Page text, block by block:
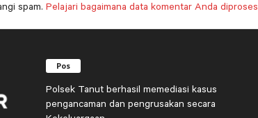
spam. Pelajari bagaimana data komentar Anda diproses
Pos
Polsek Tanut berhasil memediasi kasus
pengancaman dan pengrusakan secara